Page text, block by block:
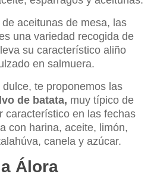
aceitunas de mesa, las
una variedad recogida de
su característico aliño
en salmuera.
te proponemos las
de batata, muy típico de
característico en las fechas
con harina, aceite, limón,
canela y azúcar.
Álora